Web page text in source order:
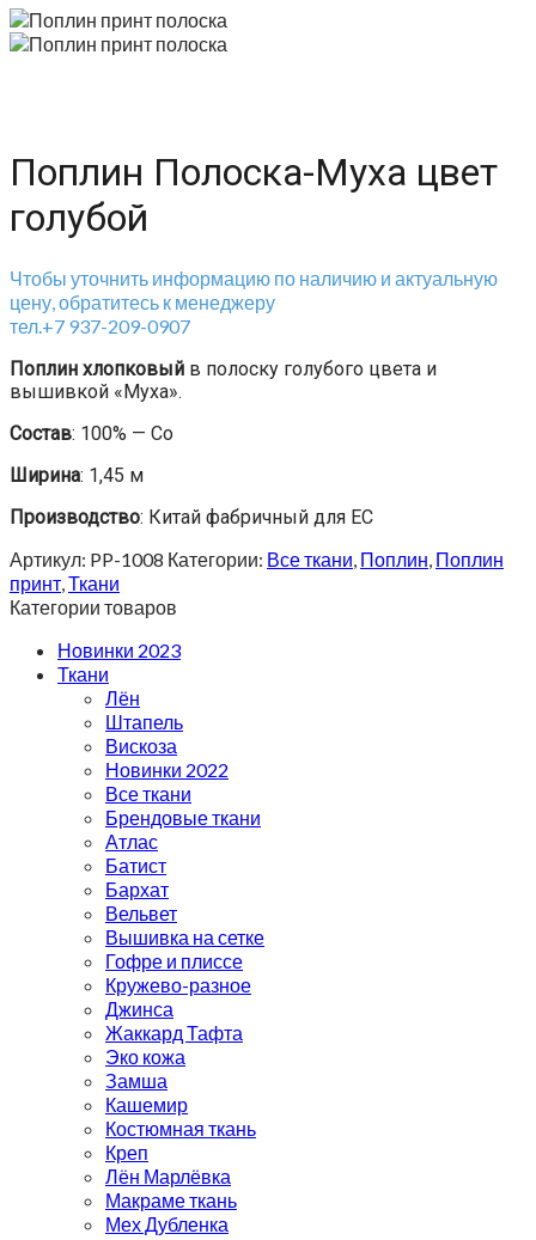
Поплин Полоска-Муха цвет
голубой
Чтобы уточнить информацию по наличию и актуальную
цену, обратитесь к менеджеру
тел.+7 937-209-0907
Поплин хлопковый в полоску голубого цвета и
вышивкой «Муха».
Состав: 100% — Co
Ширина: 1,45 м
Производство: Китай фабричный для ЕС
Артикул: PP-1008 Категории: Все ткани, Поплин, Поплин
принт,Ткани
Категории товаров
Новинки 2023
Ткани
Лён
Штапель
Вискоза
Новинки 2022
Все ткани
Брендовые ткани
Атлас
Батист
Бархат
Вельвет
Вышивка на сетке
Гофре и плиссе
Кружево-разное
Джинса
Жаккард Тафта
Эко кожа
Замша
Кашемир
Костюмная ткань
Креп
Лён Марлёвка
Макраме ткань
Мех Дубленка